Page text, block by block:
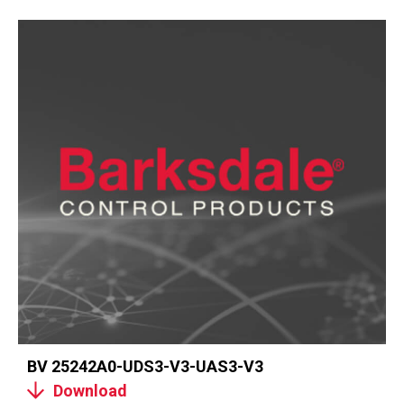
BV 25242A0-UDS3-V3-UAS3-V3
Download